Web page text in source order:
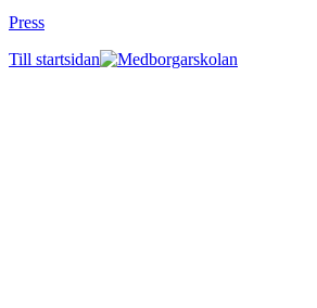
Press
Till startsidan